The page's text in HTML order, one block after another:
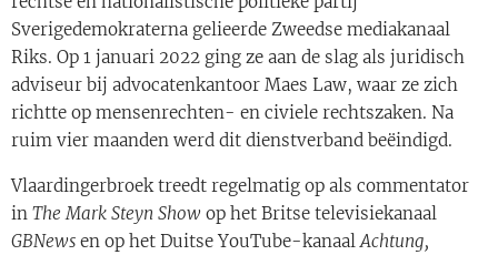
Sverigedemokraterna gelieerde Zweedse mediakanaal
Riks. Op 1 januari 2022 ging ze aan de slag als juridisch
adviseur bij advocatenkantoor Maes Law, waar ze zich
richtte op mensenrechten- en civiele rechtszaken. Na
ruim vier maanden werd dit dienstverband beëindigd.
Vlaardingerbroek treedt regelmatig op als commentator
in The Mark Steyn Show op het Britse televisiekanaal
GBNews en op het Duitse YouTube-kanaalAchtung,